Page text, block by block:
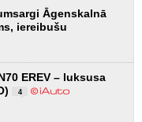
Āgenskalnā
iereibušu
EREV – luksusa
4